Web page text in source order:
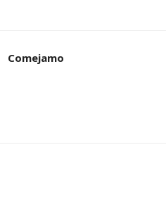
Comejamo